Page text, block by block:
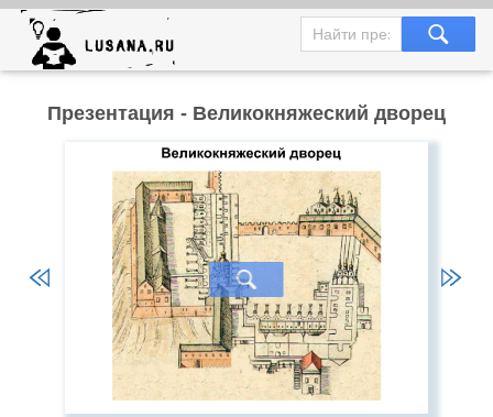
Презентация - Великокняжеский дворец